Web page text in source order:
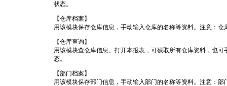
状态。
【仓库档案】
用该模块保存仓库信息，手动输入仓库的名称等资料。注意：
【仓库查询】
用该模块查仓库信息。打开本报表，可获取所有仓库资料，也
态。
【部门档案】
用该模块保存部门信息，手动输入部门的名称等资料。注意：